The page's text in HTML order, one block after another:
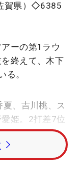
賀県）◇6385
ーの第1ラウ
終えて、木下
る。
、吉川桃、ス
姫。2打差7位
6人が続いて